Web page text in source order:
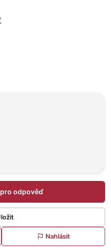
odpověď
Nahlásit